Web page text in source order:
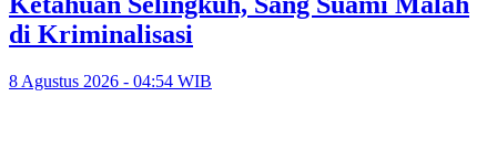
di Kriminalisasi
8 Agustus 2026 - 04:54 WIB